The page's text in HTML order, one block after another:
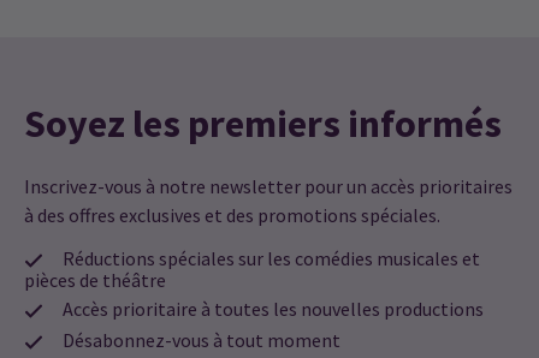
Soyez les premiers informés
Inscrivez-vous à notre newsletter pour un accès prioritaires
à des offres exclusives et des promotions spéciales.
Réductions spéciales sur les comédies musicales et
pièces de théâtre
Accès prioritaire à toutes les nouvelles productions
Désabonnez-vous à tout moment